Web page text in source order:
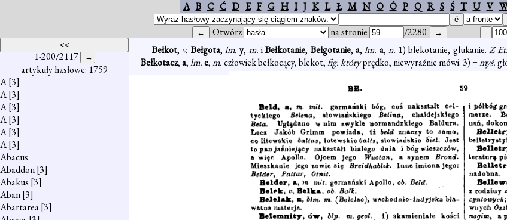
A B C Ć D E F G H I J K L Ł M N O Ó P Q R S Ś T U V
Otwórz na stronie /2280
1-200/2117
artykuły hasłowe: 1759
A[3]
A[3]
A[3]
A[3]
A[3]
A[3]
Abacus
Abaddon[3]
Abakus [3]
Aban[3]
Abartarea[3]
Bełkot, v. Bełgota, lm.y, m. iBełkotanie, Bełgotanie, a,lm. a, n. 1) blekotanie, glukanie.Z
Bełkotacz,a,lm.e,m.człowiek bełkocący, blekot,fig. któryprędko, niewyraźnie mówi. 3) =myś.